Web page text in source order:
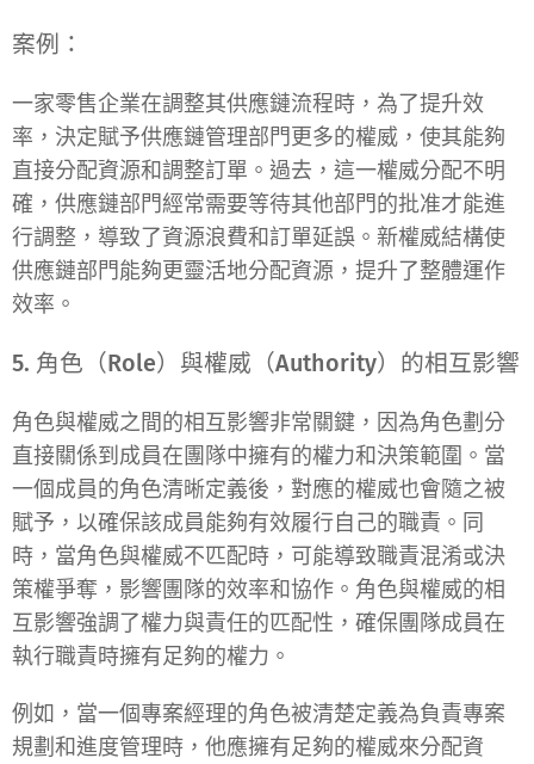
案例：
一家零售企業在調整其供應鏈流程時，為了提升效
率，決定賦予供應鏈管理部門更多的權威，使其能夠
直接分配資源和調整訂單。過去，這一權威分配不明
確，供應鏈部門經常需要等待其他部門的批准才能進
行調整，導致了資源浪費和訂單延誤。新權威結構使
供應鏈部門能夠更靈活地分配資源，提升了整體運作
效率。
5. 角色（Role）與權威（Authority）的相互影響
角色與權威之間的相互影響非常關鍵，因為角色劃分
直接關係到成員在團隊中擁有的權力和決策範圍。當
一個成員的角色清晰定義後，對應的權威也會隨之被
賦予，以確保該成員能夠有效履行自己的職責。同
時，當角色與權威不匹配時，可能導致職責混淆或決
策權爭奪，影響團隊的效率和協作。角色與權威的相
互影響強調了權力與責任的匹配性，確保團隊成員在
執行職責時擁有足夠的權力。
例如，當一個專案經理的角色被清楚定義為負責專案
規劃和進度管理時，他應擁有足夠的權威來分配資